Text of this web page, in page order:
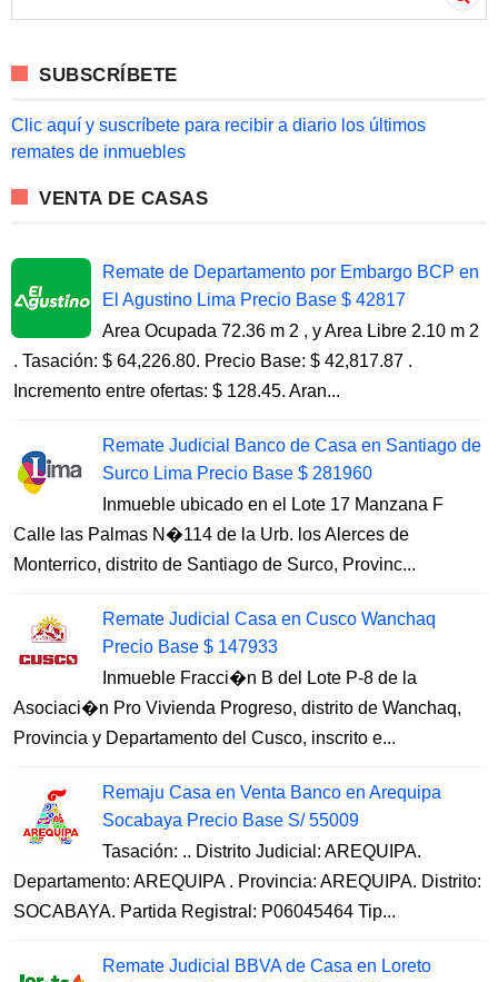
a
h
o
:
SUBSCRÍBETE
Clic aquí y suscríbete para recibir a diario los últimos
remates de inmuebles
VENTA DE CASAS
Remate de Departamento por Embargo BCP en
El Agustino Lima Precio Base $ 42817
Area Ocupada 72.36 m 2 , y Area Libre 2.10 m 2
. Tasación: $ 64,226.80. Precio Base: $ 42,817.87 .
Incremento entre ofertas: $ 128.45. Aran...
Remate Judicial Banco de Casa en Santiago de
Surco Lima Precio Base $ 281960
Inmueble ubicado en el Lote 17 Manzana F
Calle las Palmas N�114 de la Urb. los Alerces de
Monterrico, distrito de Santiago de Surco, Provinc...
Remate Judicial Casa en Cusco Wanchaq
Precio Base $ 147933
Inmueble Fracci�n B del Lote P-8 de la
Asociaci�n Pro Vivienda Progreso, distrito de Wanchaq,
Provincia y Departamento del Cusco, inscrito e...
Remaju Casa en Venta Banco en Arequipa
Socabaya Precio Base S/ 55009
Tasación: .. Distrito Judicial: AREQUIPA.
Departamento: AREQUIPA . Provincia: AREQUIPA. Distrito:
SOCABAYA. Partida Registral: P06045464 Tip...
Remate Judicial BBVA de Casa en Loreto